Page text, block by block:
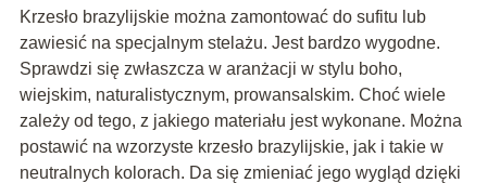
Krzesło brazylijskie można zamontować do sufitu lub
zawiesić na specjalnym stelażu. Jest bardzo wygodne.
Sprawdzi się zwłaszcza w aranżacji w stylu boho,
wiejskim, naturalistycznym, prowansalskim. Choć wiele
zależy od tego, z jakiego materiału jest wykonane. Można
postawić na wzorzyste krzesło brazylijskie, jak i takie w
neutralnych kolorach. Da się zmieniać jego wygląd dzięki